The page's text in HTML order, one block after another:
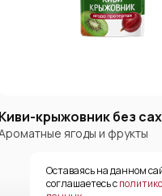
Киви-крыжовник без
ягоды и фрукты
Оставаясь на данном
соглашаетесь с